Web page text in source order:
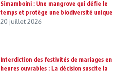
Simamboini : Une mangrove qui défie le
temps et protège une biodiversité unique
20 juillet 2026
Interdiction des festivités de mariages en
heures ouvrables : La décision suscite la